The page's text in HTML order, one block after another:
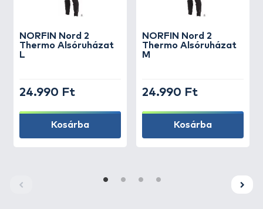
NORFIN
Nord 2
Thermo Alsóruházat
L
24.990 Ft
Kosárba
NORFIN
Nord 2
Thermo Alsóruházat
M
24.990 Ft
Kosárba